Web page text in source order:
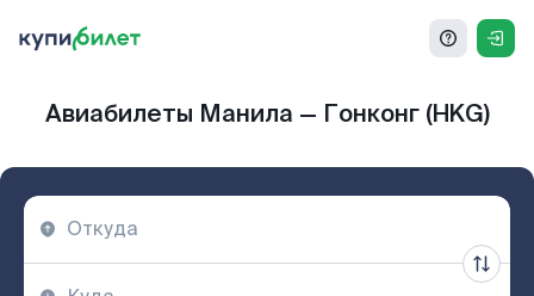
Авиабилеты Манила — Гонконг (HKG)